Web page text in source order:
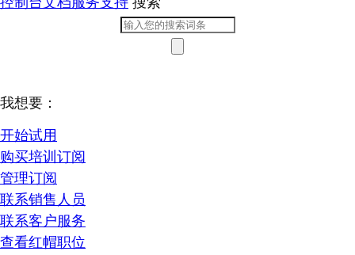
我想要：
开始试用
购买培训订阅
管理订阅
联系销售人员
联系客户服务
查看红帽职位